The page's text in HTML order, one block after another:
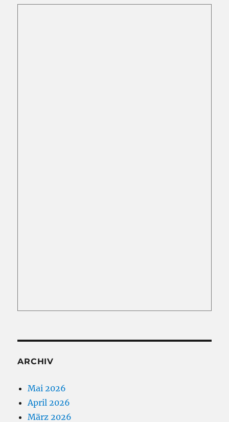
ARCHIV
Mai 2026
April 2026
März 2026